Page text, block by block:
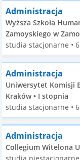
Administracja
Wyższa Szkoła
Zamoyskiego w
studia stacjonarne •
Administracja
Uniwersytet Komisji
Kraków • I stopnia
studia stacjonarne •
Administracja
Collegium Witelona